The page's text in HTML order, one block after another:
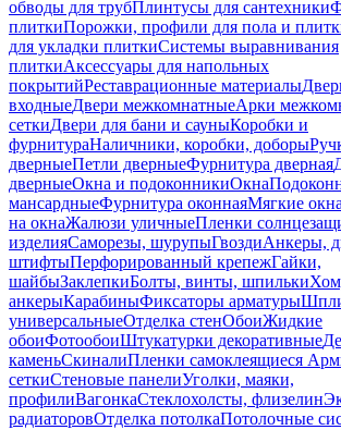
обводы для трубПлинтусы для сантехники
плиткиПорожки, профили для пола и
для укладки плиткиСистемы выравнивания
плиткиАксессуары для напольных
покрытийРеставрационные материалы
входныеДвери межкомнатныеАрки
сеткиДвери для бани и сауныКоробки и
фурнитураНаличники, коробки, доборы
дверныеПетли дверныеФурнитура дверная
дверныеОкна и подоконникиОкна
мансардныеФурнитура оконнаяМягкие окна
на окнаЖалюзи уличныеПленки
изделияСаморезы, шурупыГвоздиАнкеры,
штифтыПерфорированный крепежГайки,
шайбыЗаклепкиБолты, винты, шпильки
анкерыКарабиныФиксаторы арматуры
универсальныеОтделка стенОбоиЖидкие
обоиФотообоиШтукатурки декоративные
каменьСкиналиПленки самоклеящиеся
сеткиСтеновые панелиУголки, маяки,
профилиВагонкаСтеклохолсты, флизелин
радиаторовОтделка потолкаПотолочные